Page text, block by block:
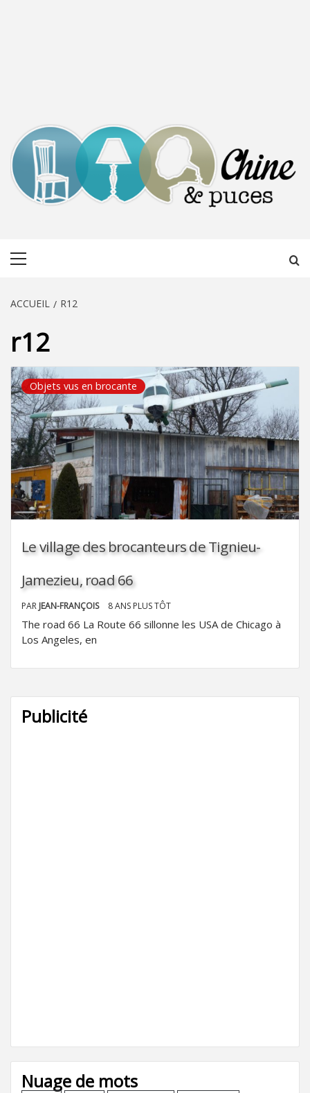
ACCUEIL R12
r12
Objets vus en brocante
Le village des brocanteurs de Tignieu-
Jamezieu, road 66
PAR JEAN-FRANÇOIS 8 ANS PLUS TÔT
The road 66 La Route 66 sillonne les USA de Chicago à
Los Angeles, en
Publicité
Nuage de mots